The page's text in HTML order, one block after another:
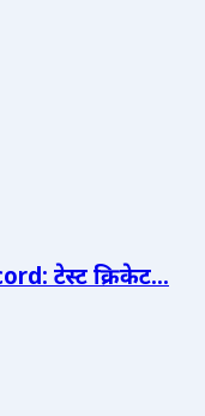
टेस्ट क्रिकेट...